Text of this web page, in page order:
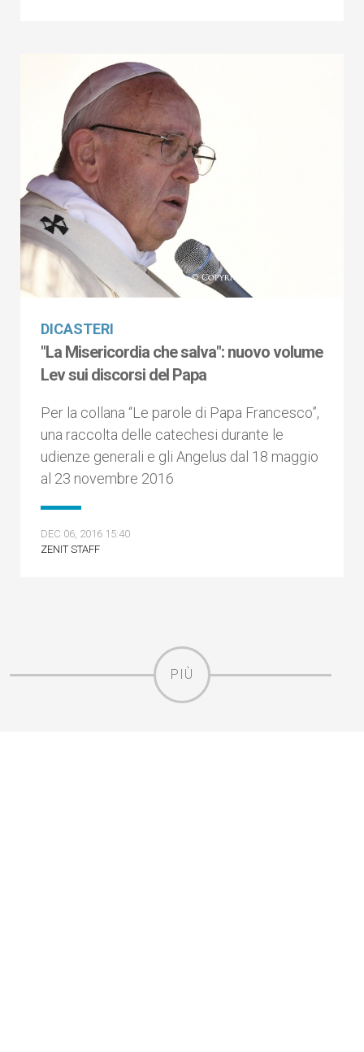
DICASTERI
"La Misericordia che salva": nuovo volume
Lev sui discorsi del Papa
Per la collana “Le parole di Papa Francesco”,
una raccolta delle catechesi durante le
udienze generali e gli Angelus dal 18 maggio
al 23 novembre 2016
DEC 06, 2016 15:40
ZENIT STAFF
PIÙ